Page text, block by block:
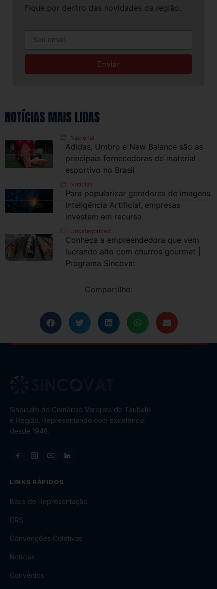
Fique por dentro das novidades da região.
Enviar
NOTÍCIAS MAIS LIDAS
Nacional
Adidas, Umbro e New Balance são as
principais fornecedoras de material
esportivo no Brasil
Notícias
Para popularizar geradores de imagens
Inteligência Artificial, empresas
investem em recurso
Uncategorized
Conheça a empreendedora que vem
lucrando alto com churros gourmet |
Programa Sincovat
Compartilhe:
Sindicato do Comércio Varejista de Taubaté
e Região. Representando com excelência
desde 1948.
LINKS RÁPIDOS
Base de Representação
CRS
Convenções Coletivas
Notícias
Convênios